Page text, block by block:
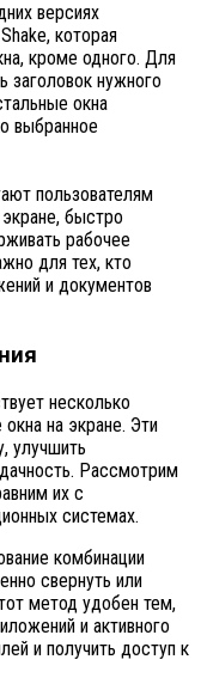
версиях
которая
кроме одного. Для
заголовок нужного
окна
выбранное
пользователям
быстро
рабочее
для тех, кто
и документов
несколько
на экране. Эти
улучшить
Рассмотрим
их с
системах.
комбинации
свернуть или
метод удобен тем,
и активного
и получить доступ к